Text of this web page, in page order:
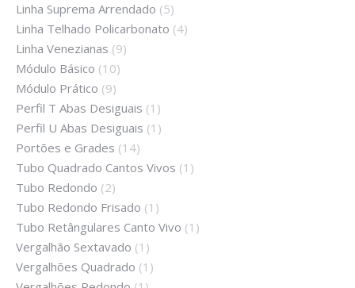
Linha Suprema Arrendado (5)
Linha Telhado Policarbonato (4)
Linha Venezianas (9)
Módulo Básico (10)
Módulo Prático (9)
Perfil T Abas Desiguais (1)
Perfil U Abas Desiguais (1)
Portões e Grades (14)
Tubo Quadrado Cantos Vivos (1)
Tubo Redondo (2)
Tubo Redondo Frisado (1)
Tubo Retângulares Canto Vivo (1)
Vergalhão Sextavado (1)
Vergalhões Quadrado (1)